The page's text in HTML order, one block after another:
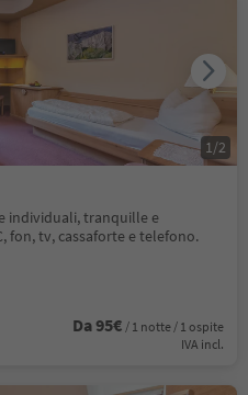
individuali, tranquille e
fon, tv, cassaforte e telefono.
Da 95€ / 1 notte / 1 ospite
IVA incl.
1 /2